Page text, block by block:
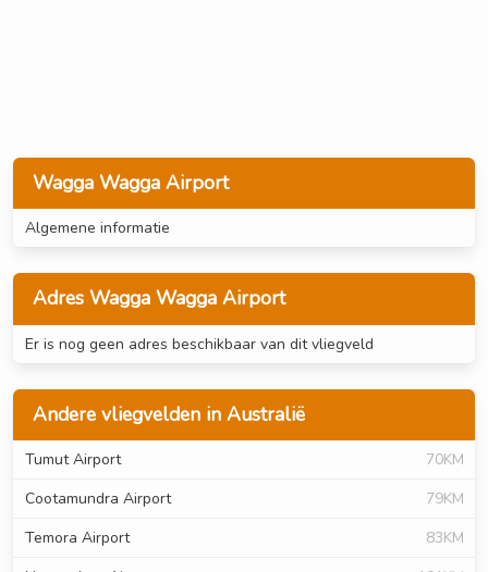
Wagga Wagga Airport
Algemene informatie
Adres Wagga Wagga Airport
Er is nog geen adres beschikbaar van dit vliegveld
Andere vliegvelden in Australië
Tumut Airport
70KM
Cootamundra Airport
79KM
Temora Airport
83KM